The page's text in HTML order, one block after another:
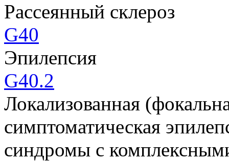
Рассеянный склероз
G40
Эпилепсия
G40.2
Локализованная
симптоматическая
синдромы с